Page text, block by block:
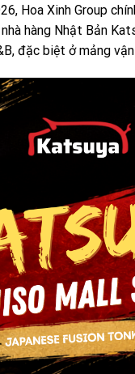
Hoa Xinh Group
hàng Nhật Bản
đặc biệt ở mảng